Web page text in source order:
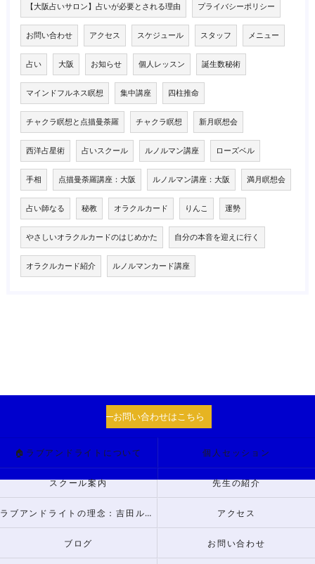
【大阪占いサロン】占いが必要とされる理由 プライバシーポリシー
お問い合わせ アクセス スケジュール スタッフ メニュー
占い 大阪 お知らせ 個人レッスン 誕生数秘術
マインドフルネス瞑想 集中講座 四柱推命
チャクラ瞑想と点描曼荼羅 チャクラ瞑想 新月瞑想会
西洋占星術 占いスクール ルノルマン講座 ローズベル
手相 点描曼荼羅講座：大阪 ルノルマン講座：大阪 満月瞑想会
占い師なる 秘教 オラクルカード りんこ 運勢
やさしいオラクルカードのはじめかた 自分の本音を迎えに行く
オラクルカード紹介 ルノルマンカード講座
お問い合わせはこちら
🏠ラブアンドライトについて 個人セッション
スクール案内 先生の紹介
ラブアンドライトの理念：吉田ルナからのメッセージ アクセス
ブログ お問い合わせ